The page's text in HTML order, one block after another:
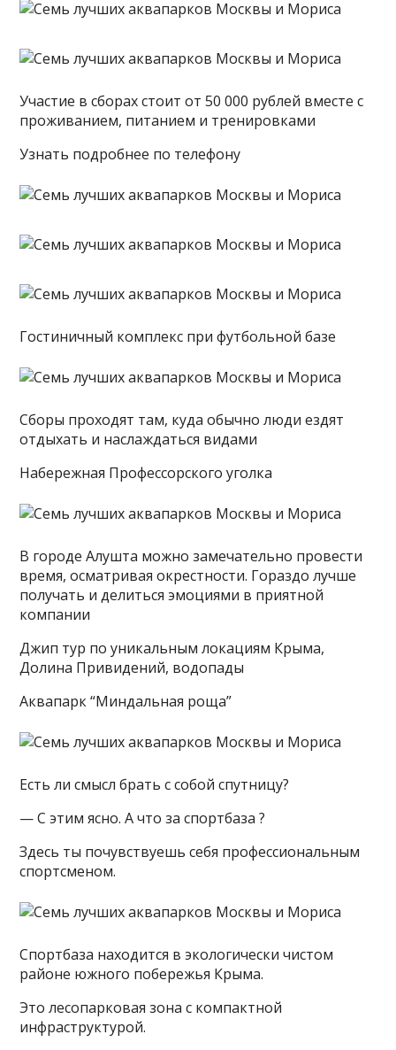
Участие в сборах стоит от 50 000 рублей вместе с
проживанием, питанием и тренировками
Узнать подробнее по телефону
Гостиничный комплекс при футбольной базе
Сборы проходят там, куда обычно люди ездят
отдыхать и наслаждаться видами
Набережная Профессорского уголка
В городе Алушта можно замечательно провести
время, осматривая окрестности. Гораздо лучше
получать и делиться эмоциями в приятной
компании
Джип тур по уникальным локациям Крыма,
Долина Привидений, водопады
Аквапарк “Миндальная роща”
Есть ли смысл брать с собой спутницу?
— С этим ясно. А что за спортбаза ?
Здесь ты почувствуешь себя профессиональным
спортсменом.
Спортбаза находится в экологически чистом
районе южного побережья Крыма.
Это лесопарковая зона с компактной
инфраструктурой.